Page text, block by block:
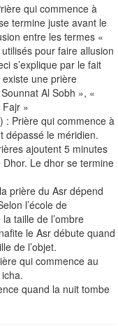
qui commence à
termine juste avant le
entre les termes «
pour faire allusion
s’explique par le fait
une prière
Al Sobh », «
»
: Prière qui commence à
dépassé le méridien.
ajoutent 5 minutes
Le dhor se termine
prière du Asr dépend
l’école de
taille de l’ombre
le Asr débute quand
de l’objet.
qui commence au
quand la nuit tombe